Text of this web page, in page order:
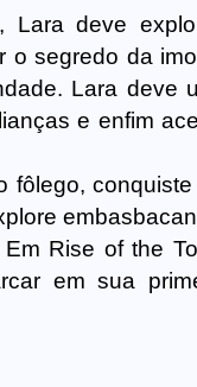
Lara deve
o segredo da
Lara deve
e enfim
fôlego,
Rise of the
em sua